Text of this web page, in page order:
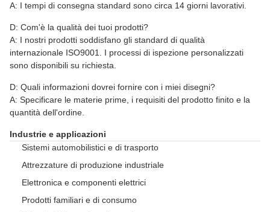
A: I tempi di consegna standard sono circa 14 giorni lavorativi.
D: Com'è la qualità dei tuoi prodotti?
A: I nostri prodotti soddisfano gli standard di qualità
internazionale ISO9001. I processi di ispezione personalizzati
sono disponibili su richiesta.
D: Quali informazioni dovrei fornire con i miei disegni?
A: Specificare le materie prime, i requisiti del prodotto finito e la
quantità dell'ordine.
Industrie e applicazioni
Sistemi automobilistici e di trasporto
Attrezzature di produzione industriale
Elettronica e componenti elettrici
Prodotti familiari e di consumo